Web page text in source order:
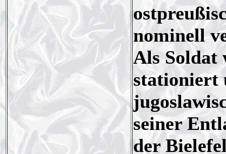
nominell
Als Soldat
stationiert
seiner
der